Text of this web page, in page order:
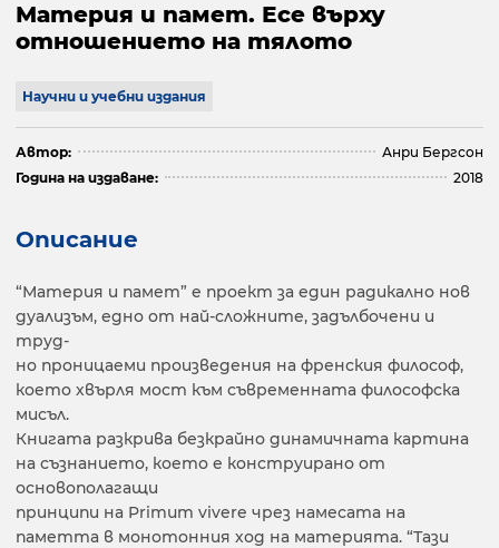
Материя и памет. Есе върху
отношението на тялото
Научни и учебни издания
Автор:
Анри Бергсон
Година на издаване:
2018
Описание
“Материя и памет” е проект за един радикално нов
дуализъм, едно от най-сложните, задълбочени и
труд-
но проницаеми произведения на френския философ,
което хвърля мост към съвременната философска
мисъл.
Книгата разкрива безкрайно динамичната картина
на съзнанието, което е конструирано от
основополагащи
принципи на Primum vivere чрез намесата на
паметта в монотонния ход на материята. “Тази